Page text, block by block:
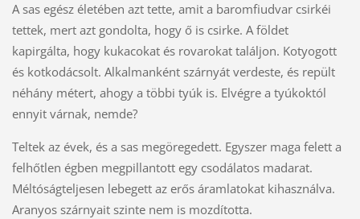
A sas egész életében azt tette, amit a baromfiudvar csirkéi
tettek, mert azt gondolta, hogy ő is csirke. A földet
kapirgálta, hogy kukacokat és rovarokat találjon. Kotyogott
és kotkodácsolt. Alkalmanként szárnyát verdeste, és repült
néhány métert, ahogy a többi tyúk is. Elvégre a tyúkoktól
ennyit várnak, nemde?
Teltek az évek, és a sas megöregedett. Egyszer maga felett a
felhőtlen égben megpillantott egy csodálatos madarat.
Méltóságteljesen lebegett az erős áramlatokat kihasználva.
Aranyos szárnyait szinte nem is mozdította.